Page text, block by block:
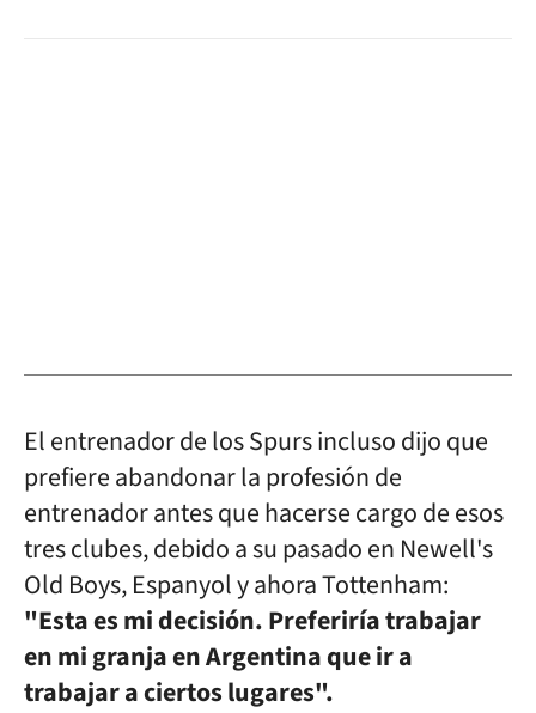
El entrenador de los Spurs incluso dijo que
prefiere abandonar la profesión de
entrenador antes que hacerse cargo de esos
tres clubes, debido a su pasado en Newell's
Old Boys, Espanyol y ahora Tottenham:
"Esta es mi decisión. Preferiría trabajar
en mi granja en Argentina que ir a
trabajar a ciertos lugares".